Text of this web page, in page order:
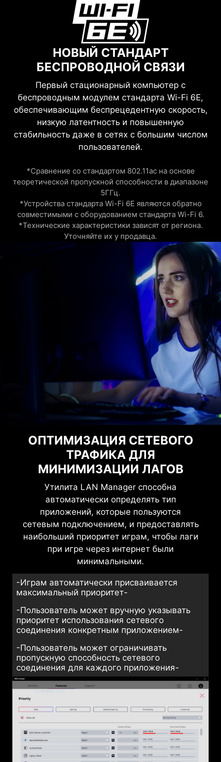
НОВЫЙ СТАНДАРТ
БЕСПРОВОДНОЙ СВЯЗИ
Первый стационарный компьютер с
беспроводным модулем стандарта Wi-Fi 6E,
обеспечивающим беспрецедентную скорость,
низкую латентность и повышенную
стабильность даже в сетях с большим числом
пользователей.
*Сравнение со стандартом 802.11ac на основе
теоретической пропускной способности в диапазоне
5ГГц.
*Устройства стандарта Wi-Fi 6E являются обратно
совместимыми с оборудованием стандарта Wi-Fi 6.
*Технические характеристики зависят от региона.
Уточняйте их у продавца.
ОПТИМИЗАЦИЯ СЕТЕВОГО
ТРАФИКА ДЛЯ
МИНИМИЗАЦИИ ЛАГОВ
Утилита LAN Manager способна
автоматически определять тип
приложений, которые пользуются
сетевым подключением, и предоставлять
наибольший приоритет играм, чтобы лаги
при игре через интернет были
минимальными.
-Играм автоматически присваивается
максимальный приоритет-
-Пользователь может вручную указывать
приоритет использования сетевого
соединения конкретным приложением-
-Пользователь может ограничивать
пропускную способность сетевого
соединения для каждого приложения-